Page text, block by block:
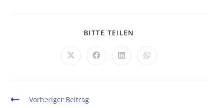
BITTE TEILEN
Vorheriger Beitrag